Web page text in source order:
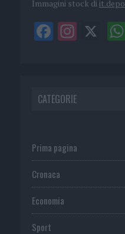
Immagini stock di
CATEGORIE
Prima pagina
Cronaca
Economia
Sport